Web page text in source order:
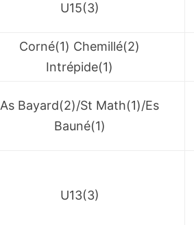
U15(3)
Corné(1) Chemillé(2)
Intrépide(1)
As Bayard(2)/St Math(1)/Es
Bauné(1)
U13(3)